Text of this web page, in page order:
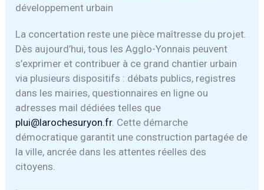
développement urbain
La concertation reste une pièce maîtresse du projet.
Dès aujourd’hui, tous les Agglo-Yonnais peuvent
s’exprimer et contribuer à ce grand chantier urbain
via plusieurs dispositifs : débats publics, registres
dans les mairies, questionnaires en ligne ou
adresses mail dédiées telles que
plui@larochesuryon.fr. Cette démarche
démocratique garantit une construction partagée de
la ville, ancrée dans les attentes réelles des
citoyens.